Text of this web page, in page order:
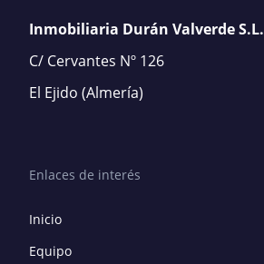
Inmobiliaria Durán Valverde S.L.
C/ Cervantes Nº 126
El Ejido (Almería)
Enlaces de interés
Inicio
Equipo